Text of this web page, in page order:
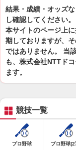
結果・成績・オッズ
し確認してください。
本サイトのページ上
期しておりますが、
ではありません。 当
も、株式会社NTTド
ます。
競技一覧
プロ野球 プロ野球(2